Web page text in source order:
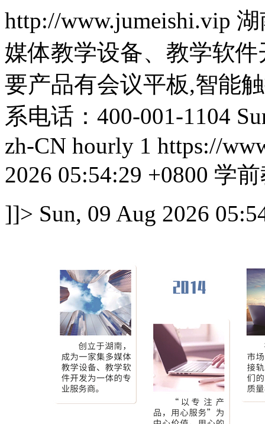
http://www.jumeishi.vip 湖
媒体教学设备、教学软
要产品有会议平板,智能
系电话：400-001-1104
zh-CN hourly 1 https://
2026 05:54:29 +0800 学
]]> Sun, 09 Aug 2026